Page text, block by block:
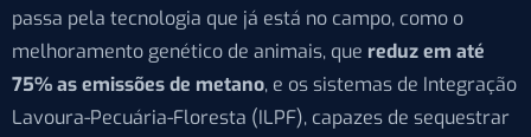
passa pela tecnologia que já está no campo, como o
melhoramento genético de animais, que reduz em até
75% as emissões de metano, e os sistemas de Integração
Lavoura-Pecuária-Floresta (ILPF), capazes de sequestrar